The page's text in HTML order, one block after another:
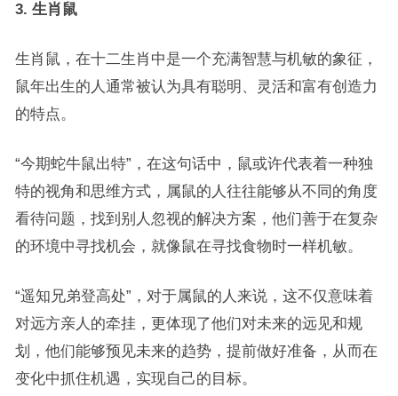
3. 生肖鼠
生肖鼠，在十二生肖中是一个充满智慧与机敏的象征，
鼠年出生的人通常被认为具有聪明、灵活和富有创造力
的特点。
“今期蛇牛鼠出特”，在这句话中，鼠或许代表着一种独
特的视角和思维方式，属鼠的人往往能够从不同的角度
看待问题，找到别人忽视的解决方案，他们善于在复杂
的环境中寻找机会，就像鼠在寻找食物时一样机敏。
“遥知兄弟登高处”，对于属鼠的人来说，这不仅意味着
对远方亲人的牵挂，更体现了他们对未来的远见和规
划，他们能够预见未来的趋势，提前做好准备，从而在
变化中抓住机遇，实现自己的目标。